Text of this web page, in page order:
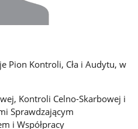
Pion Kontroli, Cła i Audytu, w
Kontroli Celno-Skarbowej i
Sprawdzającym
i Współpracy